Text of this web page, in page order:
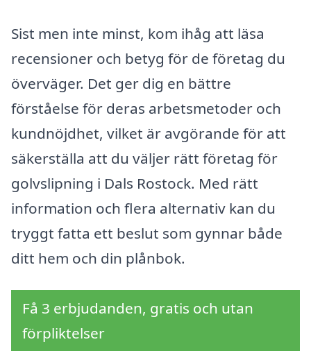
Sist men inte minst, kom ihåg att läsa
recensioner och betyg för de företag du
överväger. Det ger dig en bättre
förståelse för deras arbetsmetoder och
kundnöjdhet, vilket är avgörande för att
säkerställa att du väljer rätt företag för
golvslipning i Dals Rostock. Med rätt
information och flera alternativ kan du
tryggt fatta ett beslut som gynnar både
ditt hem och din plånbok.
Få 3 erbjudanden, gratis och utan
förpliktelser